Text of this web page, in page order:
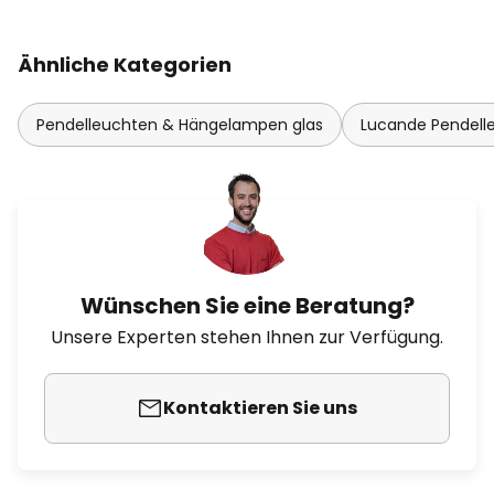
Ähnliche Kategorien
Pendelleuchten & Hängelampen glas Lucande
Wünschen Sie eine Beratung?
Unsere Experten stehen Ihnen zur Verfügung.
Kontaktieren Sie uns